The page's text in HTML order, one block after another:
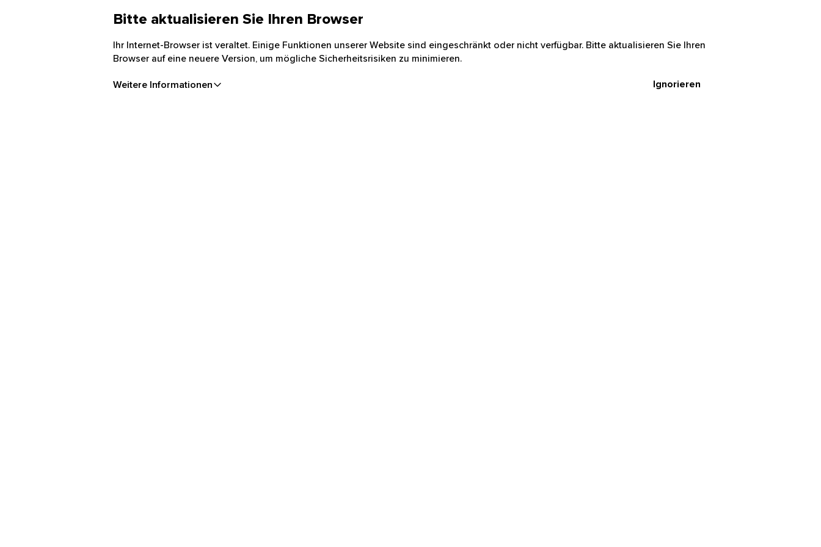
Bitte aktualisieren Sie Ihren Browser
Ihr Internet-Browser ist veraltet. Einige Funktionen unserer Website sind eingeschränkt oder nicht verfügbar. Bitte aktualisieren Sie Ihren
Browser auf eine neuere Version, um mögliche Sicherheitsrisiken zu minimieren.
Weitere Informationen Ignorieren